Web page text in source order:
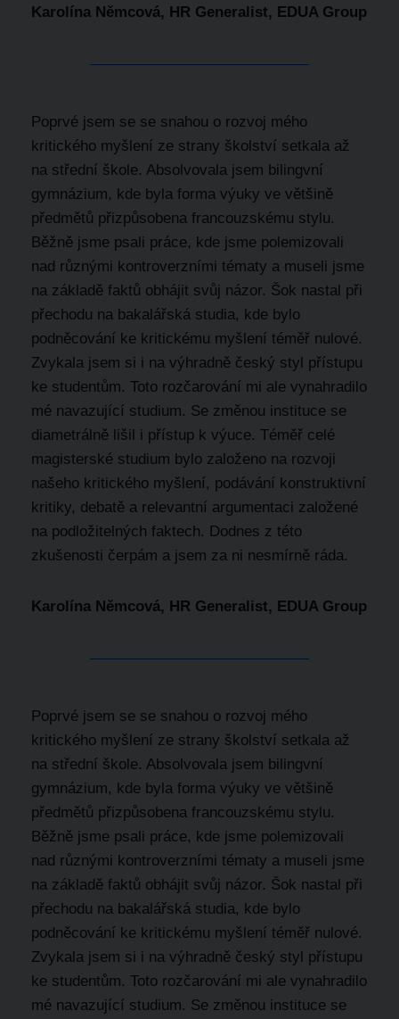
Karolína Němcová, HR Generalist, EDUA Group
Poprvé jsem se se snahou o rozvoj mého
kritického myšlení ze strany školství setkala až
na střední škole. Absolvovala jsem bilingvní
gymnázium, kde byla forma výuky ve většině
předmětů přizpůsobena francouzskému stylu.
Běžně jsme psali práce, kde jsme polemizovali
nad různými kontroverzními tématy a museli jsme
na základě faktů obhájit svůj názor. Šok nastal při
přechodu na bakalářská studia, kde bylo
podněcování ke kritickému myšlení téměř nulové.
Zvykala jsem si i na výhradně český styl přístupu
ke studentům. Toto rozčarování mi ale vynahradilo
mé navazující studium. Se změnou instituce se
diametrálně lišil i přístup k výuce. Téměř celé
magisterské studium bylo založeno na rozvoji
našeho kritického myšlení, podávání konstruktivní
kritiky, debatě a relevantní argumentaci založené
na podložitelných faktech. Dodnes z této
zkušenosti čerpám a jsem za ni nesmírně ráda.
Karolína Němcová, HR Generalist, EDUA Group
Poprvé jsem se se snahou o rozvoj mého
kritického myšlení ze strany školství setkala až
na střední škole. Absolvovala jsem bilingvní
gymnázium, kde byla forma výuky ve většině
předmětů přizpůsobena francouzskému stylu.
Běžně jsme psali práce, kde jsme polemizovali
nad různými kontroverzními tématy a museli jsme
na základě faktů obhájit svůj názor. Šok nastal při
přechodu na bakalářská studia, kde bylo
podněcování ke kritickému myšlení téměř nulové.
Zvykala jsem si i na výhradně český styl přístupu
ke studentům. Toto rozčarování mi ale vynahradilo
mé navazující studium. Se změnou instituce se